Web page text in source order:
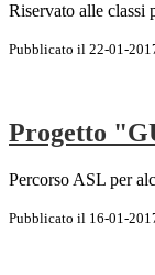
Riservato alle classi
Pubblicato il 22-01-
Progetto
Percorso ASL per
Pubblicato il 16-01-